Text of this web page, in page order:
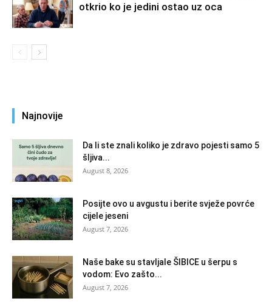
otkrio ko je jedini ostao uz oca
Najnovije
Da li ste znali koliko je zdravo pojesti samo 5
šljiva...
August 8, 2026
Posijte ovo u avgustu i berite svježe povrće
cijele jeseni
August 7, 2026
Naše bake su stavljale ŠIBICE u šerpu s
vodom: Evo zašto...
August 7, 2026